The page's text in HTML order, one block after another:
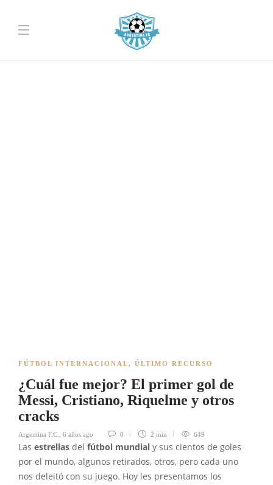
FÚTBOL INTERNACIONAL, ÚLTIMO RECURSO
¿Cuál fue mejor? El primer gol de
Messi, Cristiano, Riquelme y otros
cracks
Argentina F.C. 6 años ago 0 2 min 649
Las estrellas del fútbol mundial y sus cientos de goles
por el mundo, algunos retirados, otros, pero cada uno
nos deleitó con su juego. Hoy les presentamos los